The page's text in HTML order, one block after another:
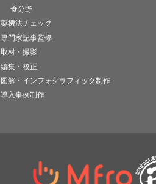
食分野
薬機法チェック
専門家記事監修
取材・撮影
編集・校正
図解・インフォグラフィック制作
導入事例制作